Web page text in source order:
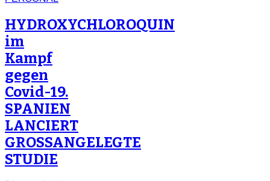
HYDROXYCHLOROQUIN
im
Kampf
gegen
Covid-19.
SPANIEN
LANCIERT
GROSSANGELEGTE
STUDIE